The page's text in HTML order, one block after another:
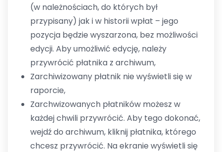
(w należnościach, do których był
przypisany) jak i w historii wpłat – jego
pozycja będzie wyszarzona, bez możliwości
edycji. Aby umożliwić edycję, należy
przywrócić płatnika z archiwum,
Zarchiwizowany płatnik nie wyświetli się w
raporcie,
Zarchwizowanych płatników możesz w
każdej chwili przywrócić. Aby tego dokonać,
wejdź do archiwum, kliknij płatnika, którego
chcesz przywrócić. Na ekranie wyświetli się